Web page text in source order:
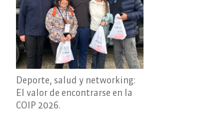
Deporte, salud y networking:
El valor de encontrarse en la
COIP 2026.